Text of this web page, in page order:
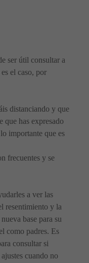
ser útil consultar a
el caso, por
distanciando y que
que has expresado
importante que es
frecuentes y se
a ver las
resentimiento y la
base para su
como padres. Es
consultar si
cuando no